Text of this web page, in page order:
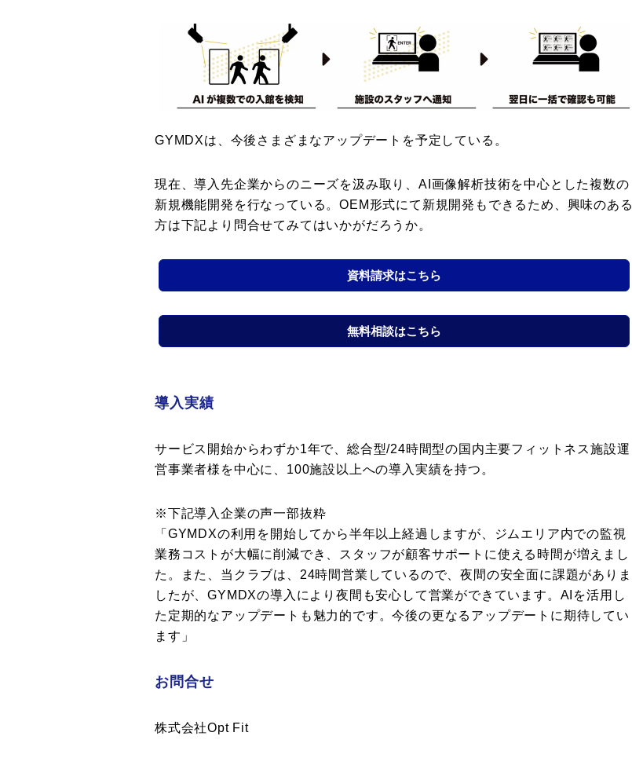
GYMDXは、今後さまざまなアップデートを予定している。
現在、導入先企業からのニーズを汲み取り、AI画像解析技術を中心とした複数の
新規機能開発を行なっている。OEM形式にて新規開発もできるため、興味のある
方は下記より問合せてみてはいかがだろうか。
資料請求はこちら
無料相談はこちら
導入実績
サービス開始からわずか1年で、総合型/24時間型の国内主要フィットネス施設運
営事業者様を中心に、100施設以上への導入実績を持つ。
※下記導入企業の声一部抜粋
「GYMDXの利用を開始してから半年以上経過しますが、ジムエリア内での監視
業務コストが大幅に削減でき、スタッフが顧客サポートに使える時間が増えまし
た。また、当クラブは、24時間営業しているので、夜間の安全面に課題がありま
したが、GYMDXの導入により夜間も安心して営業ができています。AIを活用し
た定期的なアップデートも魅力的です。今後の更なるアップデートに期待してい
ます」
お問合せ
株式会社Opt Fit